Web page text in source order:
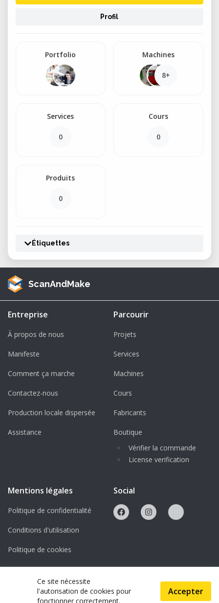
Profil
Portfolio Machines
8+
Services
0
Cours
0
Produits
0
Étiquettes
ScanAndMake
Entreprise
À propos de nous
Manifeste
Comment ça marche
Contactez-nous
Production locale dispersée
Assistance
Parcourir
Projets
Services
Machines
Cours
Fabricants
Boutique
Vérifier la commande
License verification
Mentions légales
Politique de confidentialité
Conditions d'utilisation
Politique de cookies
Licences
Social
© 2026 ScanAndMake
Ce site nécessite
l'autorisation de cookies pour
fonctionner correctement.
Accepter